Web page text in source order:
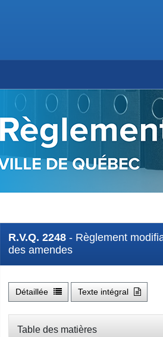
R.V.Q. 2248 - Règlement
des amendes
Détaillée Texte intégral
Table des matières